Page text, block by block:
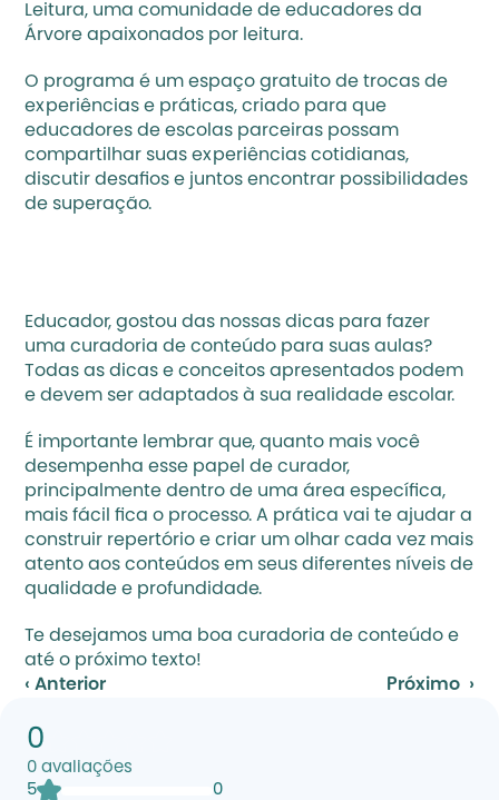
Leitura, uma comunidade de educadores da
Árvore apaixonados por leitura.
O programa é um espaço gratuito de trocas de
experiências e práticas, criado para que
educadores de escolas parceiras possam
compartilhar suas experiências cotidianas,
discutir desafios e juntos encontrar possibilidades
de superação.
Educador, gostou das nossas dicas para fazer
uma curadoria de conteúdo para suas aulas?
Todas as dicas e conceitos apresentados podem
e devem ser adaptados à sua realidade escolar.
É importante lembrar que, quanto mais você
desempenha esse papel de curador,
principalmente dentro de uma área específica,
mais fácil fica o processo. A prática vai te ajudar a
construir repertório e criar um olhar cada vez mais
atento aos conteúdos em seus diferentes níveis de
qualidade e profundidade.
Te desejamos uma boa curadoria de conteúdo e
até o próximo texto!
‹ Anterior
Próximo  ›
0
0 avaliações
5
0